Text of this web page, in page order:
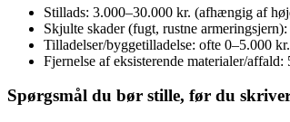
Stillads: 3.000–30.000 kr. (afhængig af
Skjulte skader (fugt, rustne
Tilladelser/byggetilladelse: ofte 0–5.000
Fjernelse af eksisterende materialer/affald:
Spørgsmål du bør stille, før du